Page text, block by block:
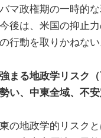
マ政権期の一時的
後は、米国の抑止
行動を取りかねない
強まる地政学リスク
い、中東全域、不
東の地政学的リスク